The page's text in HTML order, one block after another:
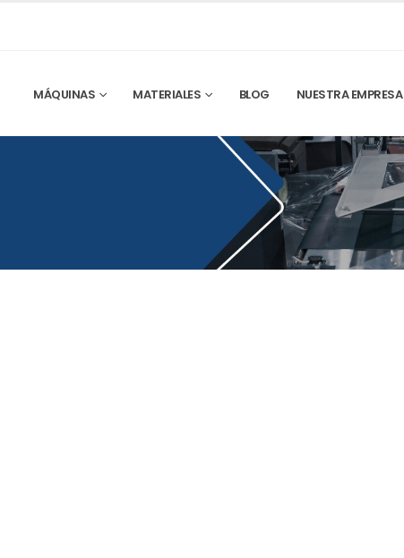
MÁQUINAS MATERIALES BLOG NUESTRA EMPRESA